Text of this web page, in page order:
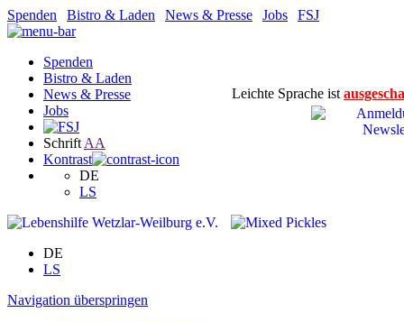
Spenden Bistro & Laden News & Presse Jobs FSJ
Spenden
Bistro & Laden
News & Presse
Jobs
Schrift AA
Kontrast
DE
LS
Leichte Sprache ist
DE
LS
Navigation überspringen